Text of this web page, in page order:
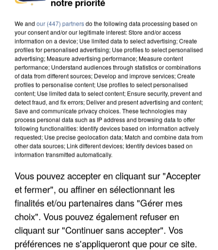
DE FAUNE SAUVAGE SONT...
We and our (447) partnersdo the following data processing based on
your consent and/or our legitimate interest: Store and/or access
information on a device; Use limited data to select advertising; Create
profiles for personalised advertising; Use profiles to select personalised
advertising; Measure advertising performance; Measure content
performance; Understand audiences through statistics or combinations
of data from different sources; Develop and improve services; Create
profiles to personalise content; Use profiles to select personalised
content; Use limited data to select content; Ensure security, prevent and
detect fraud, and fix errors; Deliver and present advertising and content;
Save and communicate privacy choices. These technologies may
process personal data such as IP address and browsing data to offer
following functionalities: Identify devices based on information actively
requested; Use precise geolocation data; Match and combine data from
other data sources; Link different devices; Identify devices based on
information transmitted automatically.
Vous pouvez accepter en cliquant sur "Accepter
et fermer", ou affiner en sélectionnant les
finalités et/ou partenaires dans "Gérer mes
choix". Vous pouvez également refuser en
cliquant sur "Continuer sans accepter". Vos
préférences ne s'appliqueront que pour ce site.